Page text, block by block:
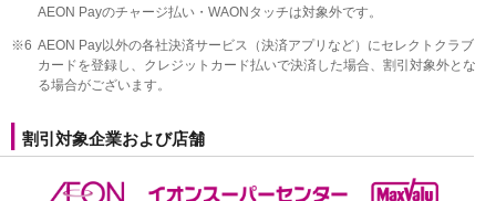
AEON Payのチャージ払い・WAONタッチは対象外です。
※6 AEON Pay以外の各社決済サービス（決済アプリなど）にセレクトクラブ
カードを登録し、クレジットカード払いで決済した場合、割引対象外とな
る場合がございます。
割引対象企業および店舗